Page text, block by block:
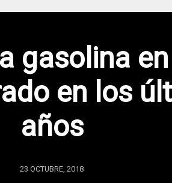
gasolina
en los
años
23 OCTUBRE, 2018